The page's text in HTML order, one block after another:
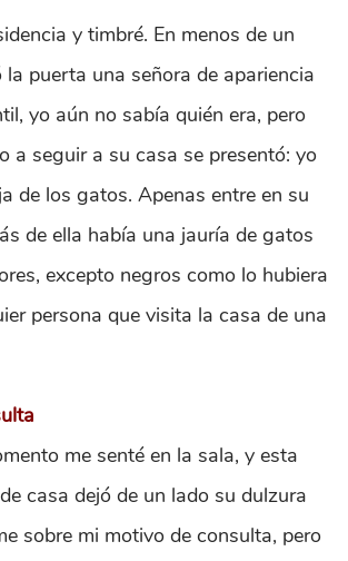
y timbré. En menos de un
puerta una señora de apariencia
yo aún no sabía quién era, pero
a seguir a su casa se presentó: yo
de los gatos. Apenas entre en su
de ella había una jauría de gatos
excepto negros como lo hubiera
persona que visita la casa de una
me senté en la sala, y esta
casa dejó de un lado su dulzura
sobre mi motivo de consulta, pero